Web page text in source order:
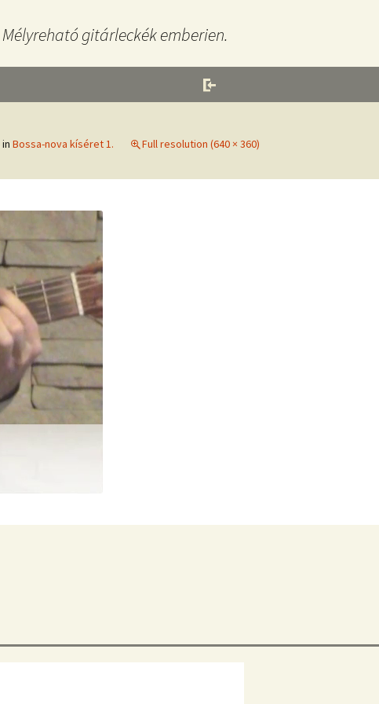
Mélyreható gitárleckék emberien.
in Bossa-nova kíséret 1. Full resolution (640 × 360)